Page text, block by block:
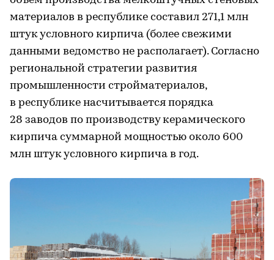
материалов в республике составил 271,1 млн
штук условного кирпича (более свежими
данными ведомство не располагает). Согласно
региональной стратегии развития
промышленности стройматериалов,
в республике насчитывается порядка
28 заводов по производству керамического
кирпича суммарной мощностью около 600
млн штук условного кирпича в год.